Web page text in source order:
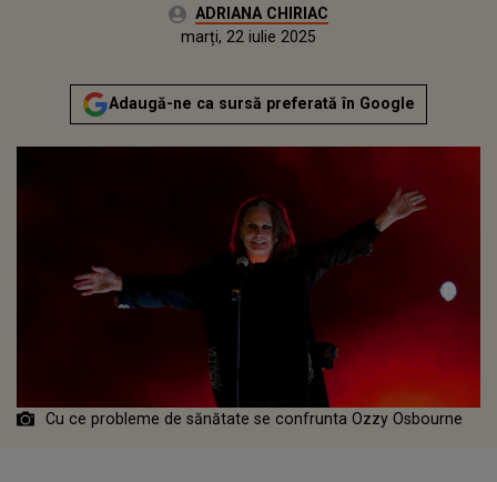
Autor:ADRIANA CHIRIAC
Actualizat:
marți, 22 iulie 2025
Adaugă-ne ca sursă preferată în Google
Cu ce probleme de sănătate se confrunta Ozzy Osbourne